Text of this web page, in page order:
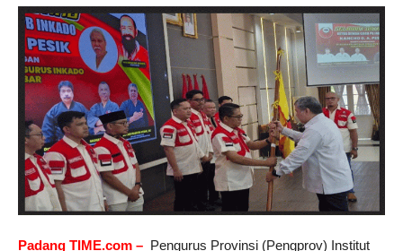
Padang TIME.com – Pengurus Provinsi (Pengprov) Institut